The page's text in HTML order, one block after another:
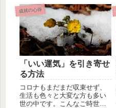
成就の心得
「いい運気」を引き寄せ
る方法
コロナもまだまだ収束せず、
生活も色々と大変な方も多い
世の中です。こんなご時世で